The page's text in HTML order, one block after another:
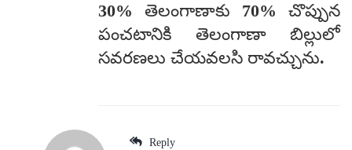
30% తెలంగాణాకు 70% చొప్పున
పంచటానికి తెలంగాణా బిల్లులో
సవరణలు చేయవలసి రావచ్చును.
Reply